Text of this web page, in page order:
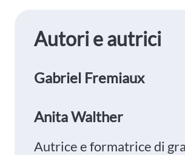
Autori e autrici
Gabriel Fremiaux
Anita Walther
Autrice e formatrice di